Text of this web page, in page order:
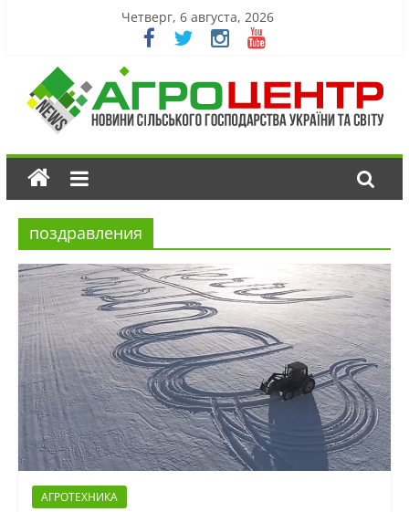
Четверг, 6 августа, 2026
поздравления
АГРОТЕХНИКА